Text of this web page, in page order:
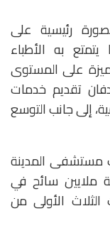
رئيسية على
به الأطباء
على المستوى
تقديم خدمات
إلى جانب التوسع
مستشفى المدينة
ملايين سائح في
الأولى من